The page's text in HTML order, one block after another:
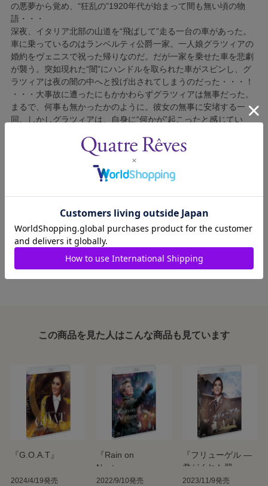
の悪夢から覚め、“狂乱の”1920年代が始まって間も無い頃の物
語・・・
深夜、イタリア北部の山道を“飛ばして”走る一台の車があった。
車に乗っているのはランベルティ公爵一家。一人娘グラツィアの
婚約をヴェニスで祝った帰りなのだ。だが一家を乗せた車を悲劇
が襲う。突如現れた“闇”にハンドルを取られた車がスピンし、グ
ラツィアは夜の闇の中へと投げ出されてしまうのだった・・・！
・・・大事故に遭ったにもかかわらずグラツィアは無事だった。
まるで、何事も無かったかのように。彼女の無事に安堵する一
同。しかしグラツィアは、自身に“何かが”起こったと感じてい
同じ夜遅く、死神がランベルティ公爵の元を訪ねる。“時”が始ま
って以来一人孤独に、死せる魂を“あちら側”へと導いてきた死神
は今・・・疲れ果てていた。 なぜ人々は死を、死神を恐れるの
か？ 人々が執着する命、人生、そもそも生きるとは何なのか？
人の目を通して知りたいと願った死神は、“ハンサムな”ロシア貴
族ニコライ・サーキの姿を借りて、二日間の休暇を公爵一家と共
に過ごす事にしたのだが・・・！
この商品を見た人はこんな商品も見ています
『G.O.A.T』
2024/4/19発売
『Rain on
Neptune』
2022/9/10発売
『フリューゲル ―
君がくれた翼―』
『万華鏡百景色』
2023/11/9発売